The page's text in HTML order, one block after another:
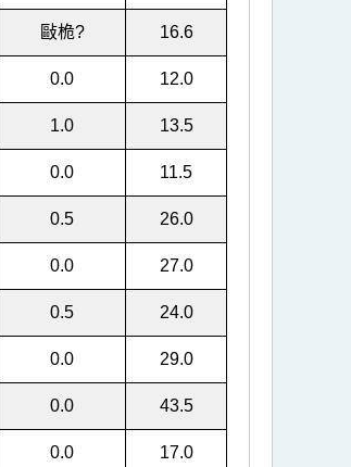
敺桅? 16.6
0.0 12.0
1.0 13.5
0.0 11.5
0.5 26.0
0.0 27.0
0.5 24.0
0.0 29.0
0.0 43.5
0.0 17.0